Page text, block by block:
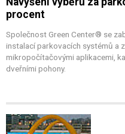
procent
Společnost Green Center® se
instalací parkovacích systémů a
mikropočítačovými aplikacemi,
dveřními pohony.